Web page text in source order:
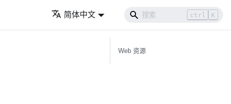
简体中文 ctrl K
Web 资源